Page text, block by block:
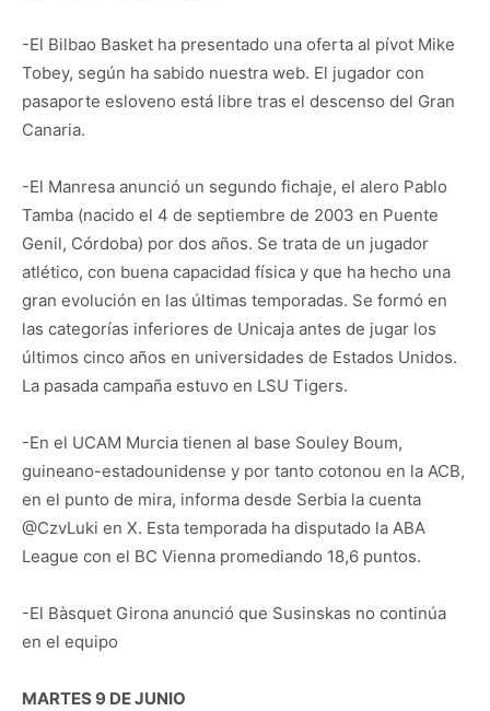
-El Bilbao Basket ha presentado una oferta al pívot Mike
Tobey, según ha sabido nuestra web. El jugador con
pasaporte esloveno está libre tras el descenso del Gran
Canaria.
-El Manresa anunció un segundo fichaje, el alero Pablo
Tamba (nacido el 4 de septiembre de 2003 en Puente
Genil, Córdoba) por dos años. Se trata de un jugador
atlético, con buena capacidad física y que ha hecho una
gran evolución en las últimas temporadas. Se formó en
las categorías inferiores de Unicaja antes de jugar los
últimos cinco años en universidades de Estados Unidos.
La pasada campaña estuvo en LSU Tigers.
-En el UCAM Murcia tienen al base Souley Boum,
guineano-estadounidense y por tanto cotonou en la ACB,
en el punto de mira, informa desde Serbia la cuenta
@CzvLuki en X. Esta temporada ha disputado la ABA
League con el BC Vienna promediando 18,6 puntos.
-El Bàsquet Girona anunció que Susinskas no continúa
en el equipo
MARTES 9 DE JUNIO